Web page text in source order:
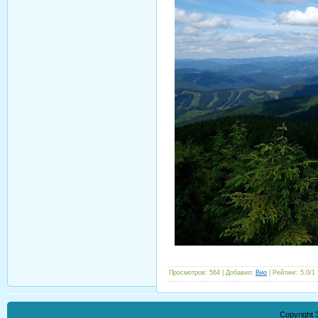
Просмотров: 564 Добавил: Вио Рейтинг: 5.0/1
Copyright